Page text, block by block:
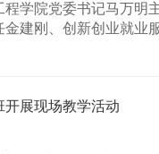
程学院党委书记马万明
建刚、创新创业就业
展现场教学活动